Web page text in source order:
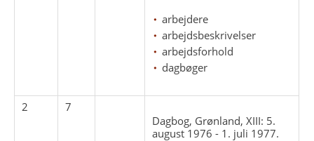
arbejdere
arbejdsbeskrivelser
arbejdsforhold
dagbøger
2
7
Dagbog, Grønland, XIII: 5.
august 1976 - 1. juli 1977.